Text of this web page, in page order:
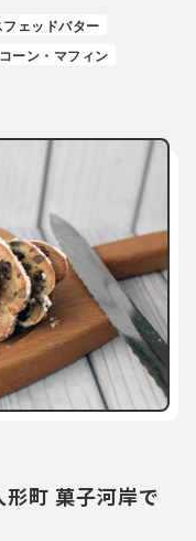
フェッドバター
ーン・マフィン
町 菓子河岸で